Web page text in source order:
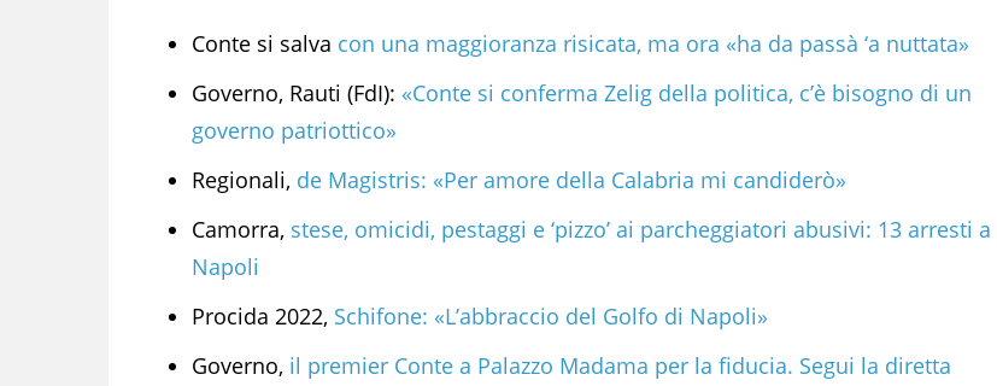
Conte si salva con una maggioranza risicata, ma ora «ha da passà ‘a nuttata»
Governo, Rauti (FdI): «Conte si conferma Zelig della politica, c’è bisogno di un
governo patriottico»
Regionali, de Magistris: «Per amore della Calabria mi candiderò»
Camorra, stese, omicidi, pestaggi e ‘pizzo’ ai parcheggiatori abusivi: 13 arresti a
Napoli
Procida 2022, Schifone: «L’abbraccio del Golfo di Napoli»
Governo, il premier Conte a Palazzo Madama per la fiducia. Segui la diretta